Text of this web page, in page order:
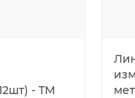
- ТМ